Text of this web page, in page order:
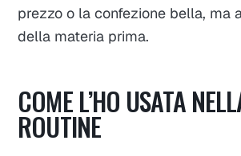
prezzo o la confezione bella, ma
della materia prima.
COME L’HO USATA
ROUTINE